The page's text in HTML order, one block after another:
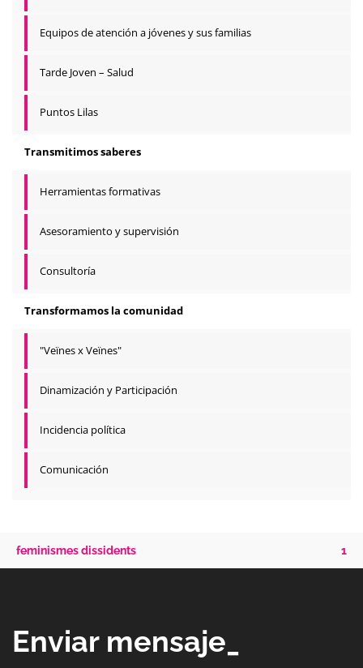
Equipos de atención a jóvenes y sus familias
Tarde Joven – Salud
Puntos Lilas
Transmitimos saberes
Herramientas formativas
Asesoramiento y supervisión
Consultoría
Transformamos la comunidad
"Veïnes x Veïnes"
Dinamización y Participación
Incidencia política
Comunicación
feminismes dissidents 1
Enviar mensaje_